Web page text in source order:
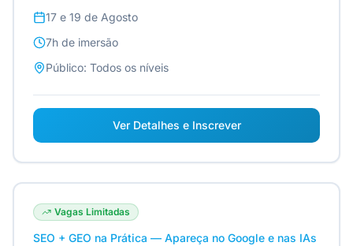
17 e 19 de Agosto
7h de imersão
Público: Todos os níveis
Ver Detalhes e Inscrever
Vagas Limitadas
SEO + GEO na Prática — Apareça no Google e nas IAs